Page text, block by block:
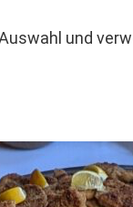
und